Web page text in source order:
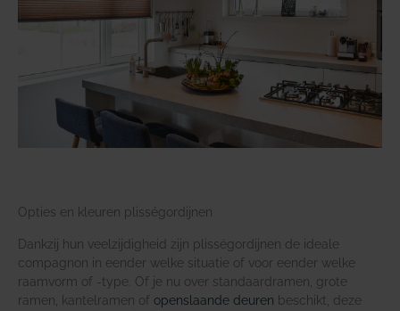
Opties en kleuren plisségordijnen
Dankzij hun veelzijdigheid zijn plisségordijnen de ideale
compagnon in eender welke situatie of voor eender welke
raamvorm of -type. Of je nu over standaardramen, grote
ramen, kantelramen of openslaande deuren beschikt, deze